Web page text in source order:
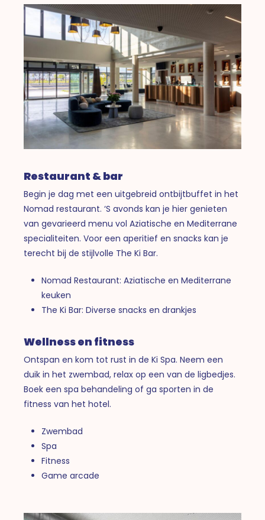
Restaurant & bar
Begin je dag met een uitgebreid ontbijtbuffet in het
Nomad restaurant. ‘S avonds kan je hier genieten
van gevarieerd menu vol Aziatische en Mediterrane
specialiteiten. Voor een aperitief en snacks kan je
terecht bij de stijlvolle The Ki Bar.
Nomad Restaurant: Aziatische en Mediterrane
keuken
The Ki Bar: Diverse snacks en drankjes
Wellness en fitness
Ontspan en kom tot rust in de Ki Spa. Neem een
duik in het zwembad, relax op een van de ligbedjes.
Boek een spa behandeling of ga sporten in de
fitness van het hotel.
Zwembad
Spa
Fitness
Game arcade